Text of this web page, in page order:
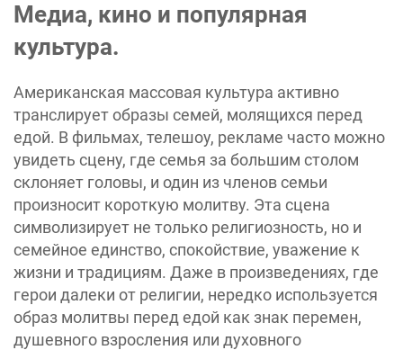
Медиа, кино и популярная
культура.
Американская массовая культура активно
транслирует образы семей, молящихся перед
едой. В фильмах, телешоу, рекламе часто можно
увидеть сцену, где семья за большим столом
склоняет головы, и один из членов семьи
произносит короткую молитву. Эта сцена
символизирует не только религиозность, но и
семейное единство, спокойствие, уважение к
жизни и традициям. Даже в произведениях, где
герои далеки от религии, нередко используется
образ молитвы перед едой как знак перемен,
душевного взросления или духовного